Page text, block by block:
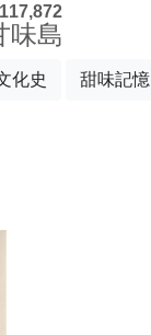
味島
化史 甜味記憶